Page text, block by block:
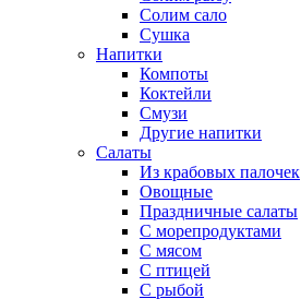
Солим сало
Сушка
Напитки
Компоты
Коктейли
Смузи
Другие напитки
Салаты
Из крабовых палочек
Овощные
Праздничные салаты
С морепродуктами
С мясом
С птицей
С рыбой